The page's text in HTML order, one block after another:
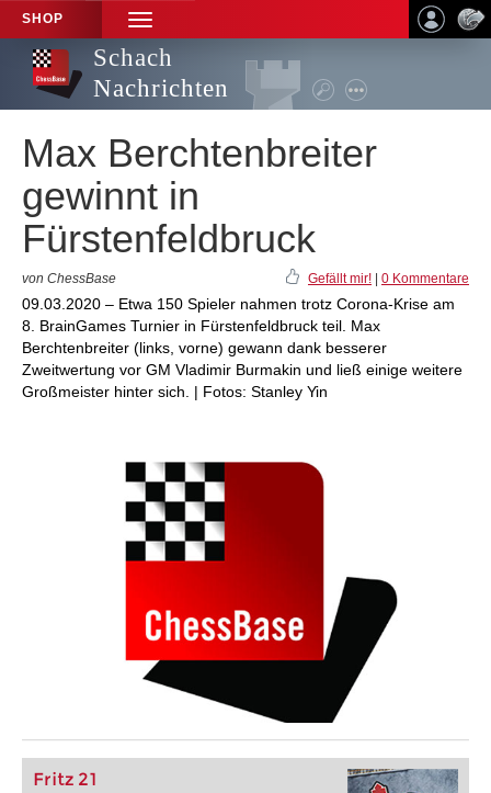
SHOP
TOGGLE
NAVIGATION
Schach
Nachrichten
Max Berchtenbreiter
gewinnt in
Fürstenfeldbruck
von ChessBase Gefällt mir! 0 Kommentare
09.03.2020 – Etwa 150 Spieler nahmen trotz Corona-Krise am
8. BrainGames Turnier in Fürstenfeldbruck teil. Max
Berchtenbreiter (links, vorne) gewann dank besserer
Zweitwertung vor GM Vladimir Burmakin und ließ einige weitere
Großmeister hinter sich. | Fotos: Stanley Yin
Fritz 21